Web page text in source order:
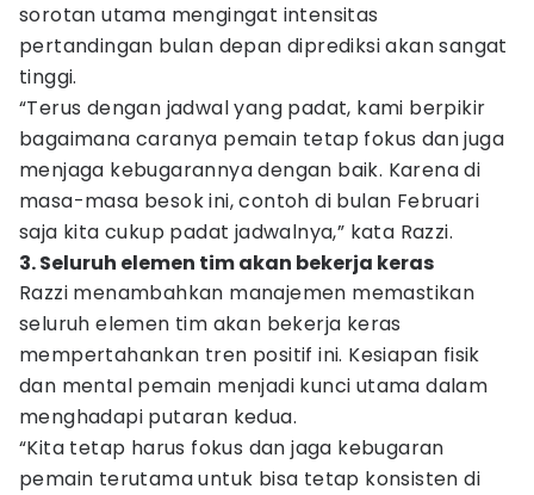
sorotan utama mengingat intensitas
pertandingan bulan depan diprediksi akan sangat
tinggi.
“Terus dengan jadwal yang padat, kami berpikir
bagaimana caranya pemain tetap fokus dan juga
menjaga kebugarannya dengan baik. Karena di
masa-masa besok ini, contoh di bulan Februari
saja kita cukup padat jadwalnya,” kata Razzi.
3. Seluruh elemen tim akan bekerja keras
Razzi menambahkan manajemen memastikan
seluruh elemen tim akan bekerja keras
mempertahankan tren positif ini. Kesiapan fisik
dan mental pemain menjadi kunci utama dalam
menghadapi putaran kedua.
“Kita tetap harus fokus dan jaga kebugaran
pemain terutama untuk bisa tetap konsisten di